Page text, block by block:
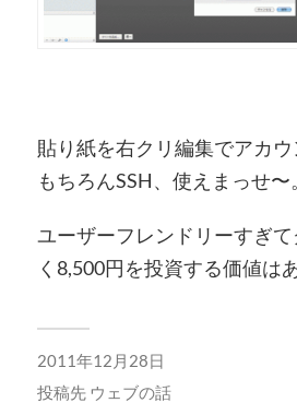
貼り紙を右クリ編集でアカウ
もちろんSSH、使えまっせ〜。
ユーザーフレンドリーすぎ
く8,500円を投資する価値は
2011年12月28日
投稿先 ウェブの話